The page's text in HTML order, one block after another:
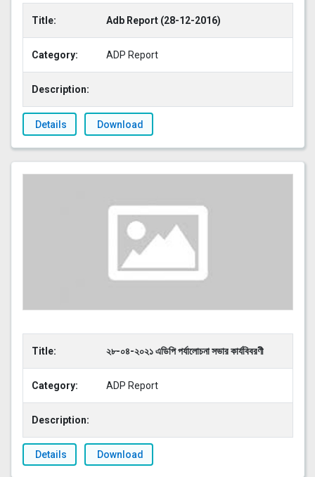
Title: Adb Report (28-12-2016)
Category: ADP Report
Description:
Details Download
Title: ২৮-০৪-২০২১ এডিপি পর্যালোচনা সভার কার্যবিবরণী
Category: ADP Report
Description:
Details Download